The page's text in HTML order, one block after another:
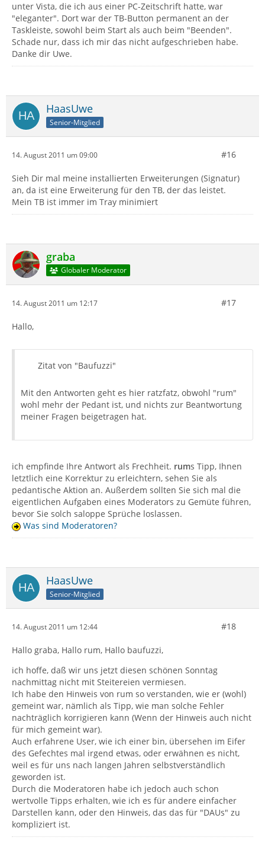
unter Vista, die ich aus einer PC-Zeitschrift hatte, war
"eleganter". Dort war der TB-Button permanent an der
Taskleiste, sowohl beim Start als auch beim "Beenden".
Schade nur, dass ich mir das nicht aufgeschrieben habe.
Danke dir Uwe.
HaasUwe
Senior-Mitglied
14. August 2011 um 09:00 #16
Sieh Dir mal meine installierten Erweiterungen (Signatur)
an, da ist eine Erweiterung für den TB, der das leistet.
Mein TB ist immer im Tray minimiert
graba
Globaler Moderator
14. August 2011 um 12:17 #17
Hallo,
Zitat von "Baufuzzi"
Mit den Antworten geht es hier ratzfatz, obwohl "rum"
wohl mehr der Pedant ist, und nichts zur Beantwortung
meiner Fragen beigetragen hat.
ich empfinde Ihre Antwort als Frechheit. rums Tipp, Ihnen
letztlich eine Korrektur zu erleichtern, sehen Sie als
pedantische Aktion an. Außerdem sollten Sie sich mal die
eigentlichen Aufgaben eines Moderators zu Gemüte führen,
bevor Sie solch saloppe Sprüche loslassen.
Was sind Moderatoren?
HaasUwe
Senior-Mitglied
14. August 2011 um 12:44 #18
Hallo graba, Hallo rum, Hallo baufuzzi,
ich hoffe, daß wir uns jetzt diesen schönen Sonntag
nachmittag nicht mit Steitereien vermiesen.
Ich habe den Hinweis von rum so verstanden, wie er (wohl)
gemeint war, nämlich als Tipp, wie man solche Fehler
nachträglich korrigieren kann (Wenn der Hinweis auch nicht
für mich gemeint war).
Auch erfahrene User, wie ich einer bin, übersehen im Eifer
des Gefechtes mal irgend etwas, oder erwähnen es nicht,
weil es für uns nach langen Jahren selbstverständlich
geworden ist.
Durch die Moderatoren habe ich jedoch auch schon
wertvolle Tipps erhalten, wie ich es für andere einfacher
Darstellen kann, oder den Hinweis, das das für "DAUs" zu
kompliziert ist.